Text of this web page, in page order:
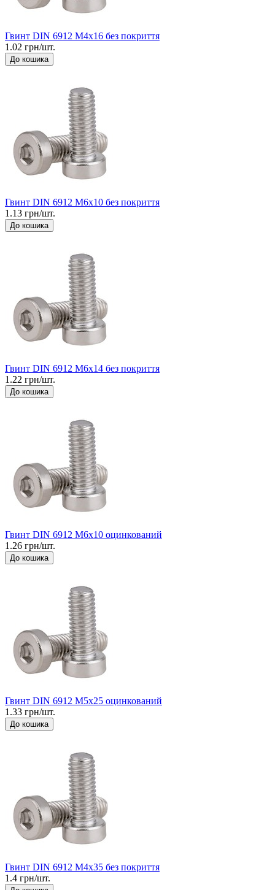
Гвинт DIN 6912 М4x16 без покриття
1.02 грн/шт.
До кошика
Гвинт DIN 6912 М6x10 без покриття
1.13 грн/шт.
До кошика
Гвинт DIN 6912 М6x14 без покриття
1.22 грн/шт.
До кошика
Гвинт DIN 6912 М6x10 оцинкований
1.26 грн/шт.
До кошика
Гвинт DIN 6912 М5x25 оцинкований
1.33 грн/шт.
До кошика
Гвинт DIN 6912 М4x35 без покриття
1.4 грн/шт.